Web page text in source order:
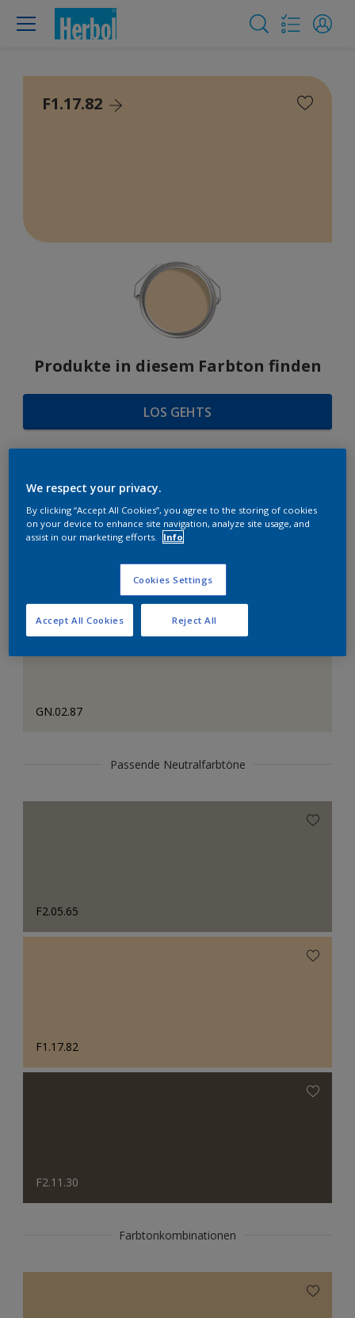
F1.17.82
Produkte in diesem Farbton finden
LOS GEHTS
FARBAUSWAHL
Das perfekte Weiß
GN.02.87
Passende Neutralfarbtöne
F2.05.65
F1.17.82
F2.11.30
Farbtonkombinationen
We respect your privacy.
By clicking “Accept All Cookies”, you agree to the storing of cookies
on your device to enhance site navigation, analyze site usage, and
assist in our marketing efforts.
Info
Cookies Settings
Reject All
Accept All Cookies